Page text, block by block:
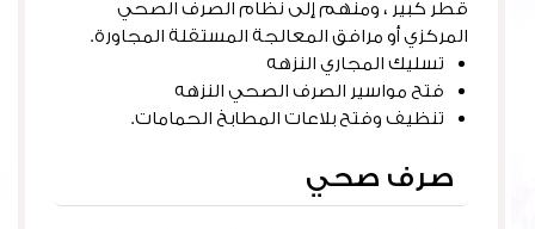
قطر كبير ، ومنهم إلى نظام الصرف الصحي
المركزي أو مرافق المعالجة المستقلة المجاورة.
تسليك المجاري النزهه
فتح مواسير الصرف الصحي النزهه
تنظيف وفتح بلاعات المطابخ الحمامات.
صرف صحي